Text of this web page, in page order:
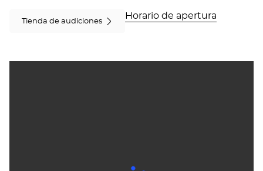
Tienda de audiciones
Horario de apertura